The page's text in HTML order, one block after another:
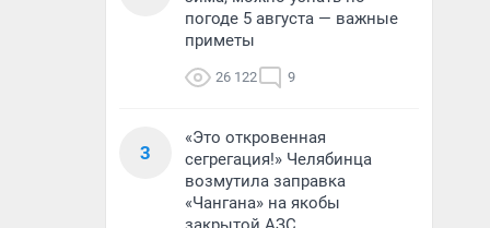
погоде 5 августа — важные
приметы
26 122 9
3
«Это откровенная
сегрегация!» Челябинца
возмутила заправка
«Чангана» на якобы